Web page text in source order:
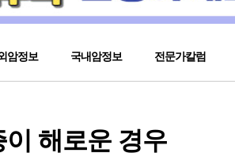
암정보 국내암정보 전문가칼럼
해로운 경우